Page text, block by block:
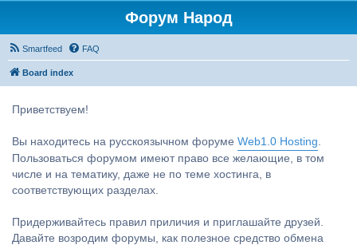
Форум Народ
Smartfeed FAQ
Board index
Приветствуем!
Вы находитесь на русскоязычном форуме Web1.0 Hosting.
Пользоваться форумом имеют право все желающие, в том
числе и на тематику, даже не по теме хостинга, в
соответствующих разделах.
Придерживайтесь правил приличия и приглашайте друзей.
Давайте возродим форумы, как полезное средство обмена